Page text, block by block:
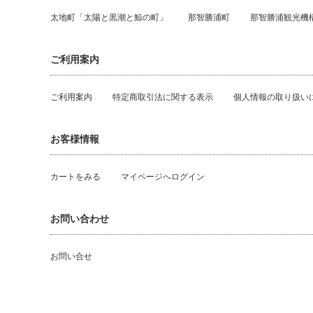
太地町「太陽と黒潮と鯨の町」 那智勝浦町 那智勝浦観光機
ご利用案内
ご利用案内 特定商取引法に関する表示 個人情報の取り扱い
お客様情報
カートをみる マイページへログイン
お問い合わせ
お問い合せ